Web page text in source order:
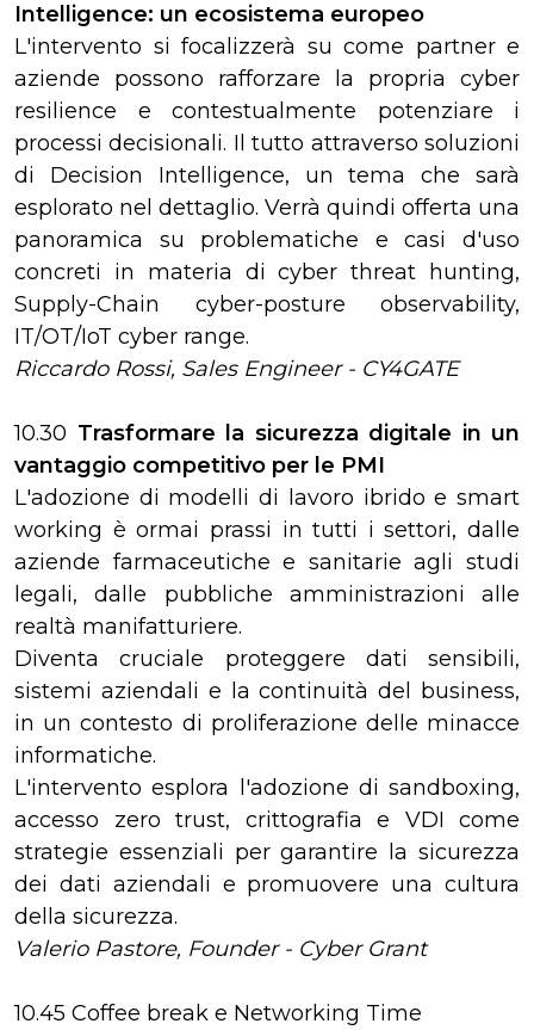
Intelligence: un ecosistema europeo
L'intervento si focalizzerà su come partner e
aziende possono rafforzare la propria cyber
resilience e contestualmente potenziare i
processi decisionali. Il tutto attraverso soluzioni
di Decision Intelligence, un tema che sarà
esplorato nel dettaglio. Verrà quindi offerta una
panoramica su problematiche e casi d'uso
concreti in materia di cyber threat hunting,
Supply-Chain cyber-posture observability,
IT/OT/IoT cyber range.
Riccardo Rossi, Sales Engineer - CY4GATE
10.30 Trasformare la sicurezza digitale in un
vantaggio competitivo per le PMI
L'adozione di modelli di lavoro ibrido e smart
working è ormai prassi in tutti i settori, dalle
aziende farmaceutiche e sanitarie agli studi
legali, dalle pubbliche amministrazioni alle
realtà manifatturiere.
Diventa cruciale proteggere dati sensibili,
sistemi aziendali e la continuità del business,
in un contesto di proliferazione delle minacce
informatiche.
L'intervento esplora l'adozione di sandboxing,
accesso zero trust, crittografia e VDI come
strategie essenziali per garantire la sicurezza
dei dati aziendali e promuovere una cultura
della sicurezza.
Valerio Pastore, Founder - Cyber Grant
10.45 Coffee break e Networking Time